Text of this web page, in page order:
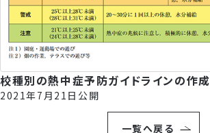
校種別の熱中症予防ガイドラインの作成
2021年7月21日公開
一覧へ戻る